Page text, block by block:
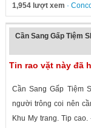
1,954 lượt xem ·
Cần Sang Gấp Tiệm
Tin rao vặt này đã
Cần Sang Gấp Tiệm
người trông coi nên
Khu My trang. Tip